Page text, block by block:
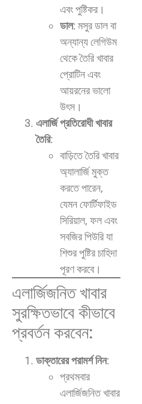
এবং পুষ্টিকর।
ডাল: মসুর ডাল বা
অন্যান্য লেগিউম
থেকে তৈরি খাবার
প্রোটিন এবং
আয়রনের ভালো
উৎস।
এলার্জি প্রতিরোধী খাবার
তৈরি:
বাড়িতে তৈরি খাবার
অ্যালার্জি মুক্ত
করতে পারেন,
যেমন ফোর্টিফাইড
সিরিয়াল, ফল এবং
সবজির পিউরি যা
শিশুর পুষ্টির চাহিদা
পূরণ করবে।
এলার্জিজনিত খাবার
সুরক্ষিতভাবে কীভাবে
প্রবর্তন করবেন:
ডাক্তারের পরামর্শ নিন:
প্রথমবার
এলার্জিজনিত খাবার